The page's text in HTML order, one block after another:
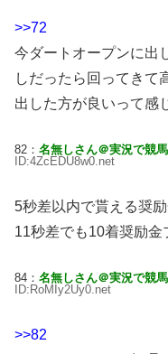
>>72
今ダートオープンに出
しだったら回ってきて
出した方が良いって感
82： 名無しさん＠実況で競
ID:4ZcEDU8w0.net
5秒差以内で貰える奨
11秒差でも10着奨励
84： 名無しさん＠実況で競
ID:RoMIy2Uy0.net
>>82